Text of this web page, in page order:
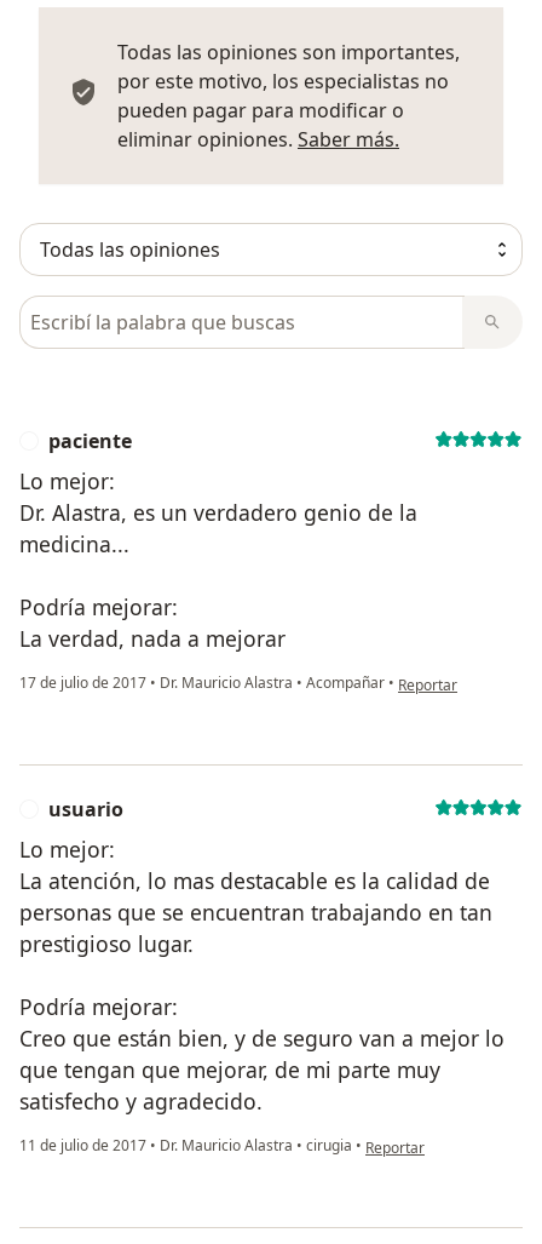
Todas las opiniones son importantes,
por este motivo, los especialistas no
pueden pagar para modificar o
eliminar opiniones. Saber más.
Busca en opiniones
paciente
Lo mejor:
Dr. Alastra, es un verdadero genio de la
medicina...
Podría mejorar:
La verdad, nada a mejorar
17 de julio de 2017 • Dr. Mauricio Alastra • Acompañar • en opinión del
Reportar
usuario
Lo mejor:
La atención, lo mas destacable es la calidad de
personas que se encuentran trabajando en tan
prestigioso lugar.
Podría mejorar:
Creo que están bien, y de seguro van a mejor lo
que tengan que mejorar, de mi parte muy
satisfecho y agradecido.
11 de julio de 2017 • Dr. Mauricio Alastra • cirugia • en opinión del usuario
Reportar